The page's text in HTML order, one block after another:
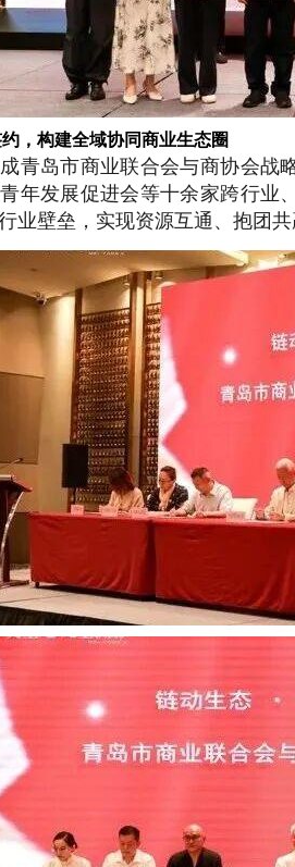
，构建全域协同商业生态圈
青岛市商业联合会与商协会战
年发展促进会等十余家跨行业
业壁垒，实现资源互通、抱团